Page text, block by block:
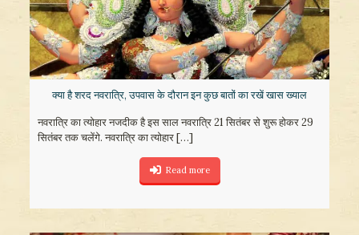
क्या है शरद नवरात्रि, उपवास के दौरान इन कुछ बातों का रखें खास ख्याल
नवरात्रि का त्योहार नजदीक है इस साल नवरात्रि 21 सितंबर से शुरू होकर 29
सितंबर तक चलेंगे. नवरात्रि का त्योहार[…]
Read more